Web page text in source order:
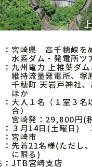
： 宮崎県 高千穂峡を
水系ダム・発電所ツ
： 九州電力 上椎葉ダ
維持流量発電所、塚
千穂町 天岩戸神社
ほか
： 大人１名（１室３名
合）
宮崎発：29,800円(
： ３月14日(土曜日)
： 宮崎市
： 先着21名様(ただし
に限る)
： JTB宮崎支店